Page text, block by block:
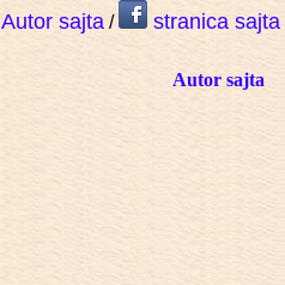
Autor sajta / stranica sajta
Autor sajta